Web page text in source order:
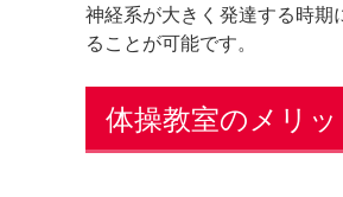
神経系が大きく発達する時期
ることが可能です。
体操教室のメリッ